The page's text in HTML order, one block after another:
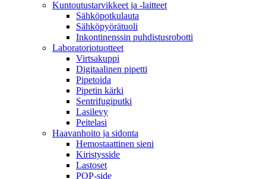
Kuntoutustarvikkeet ja -laitteet
Sähköpotkulauta
Sähköpyörätuoli
Inkontinenssin puhdistusrobotti
Laboratoriotuotteet
Virtsakuppi
Digitaalinen pipetti
Pipetoida
Pipetin kärki
Sentrifugiputki
Lasilevy
Peitelasi
Haavanhoito ja sidonta
Hemostaattinen sieni
Kiristysside
Lastoset
POP-side